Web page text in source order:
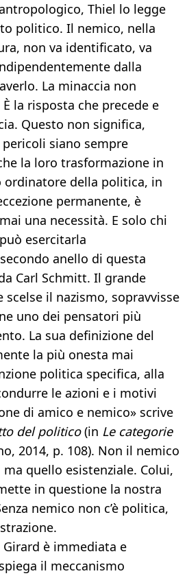
Thiel lo legge
politico. Il nemico, nella
non va identificato, va
dalla
La minaccia non
la risposta che precede e
Questo non significa,
siano sempre
la loro trasformazione in
della politica, in
permanente, è
una necessità. E solo chi
esercitarla
anello di questa
Carl Schmitt. Il grande
il nazismo, sopravvisse
uno dei pensatori più
La sua definizione del
la più onesta mai
politica specifica, alla
le azioni e i motivi
di amico e nemico» scrive
del politico(in Le categorie
2014, p. 108). Non il nemico
quello esistenziale. Colui,
in questione la nostra
nemico non c’è politica,
è immediata e
il meccanismo